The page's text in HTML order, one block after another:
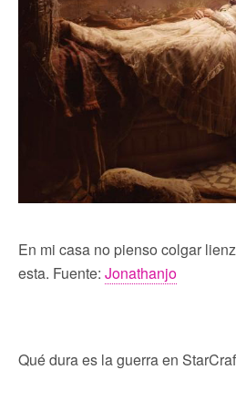
En mi casa no pienso colgar
esta. Fuente: Jonathanjo
Qué dura es la guerra en